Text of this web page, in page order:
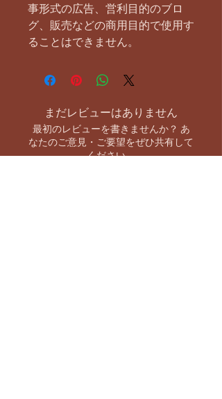
事形式の広告、営利目的のブロ
グ、販売などの商用目的で使用す
ることはできません。
まだレビューはありません
最初のレビューを書きませんか？ あ
なたのご意見・ご要望をぜひ共有して
ください。